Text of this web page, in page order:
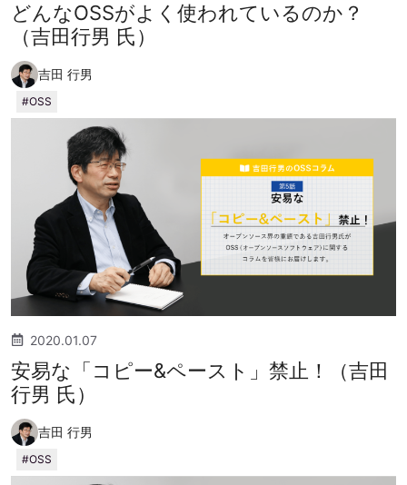
どんなOSSがよく使われているのか？
（吉田行男 氏）
吉田 行男
OSS
2020.01.07
安易な「コピー&ペースト」禁止！（吉田
行男 氏）
吉田 行男
OSS